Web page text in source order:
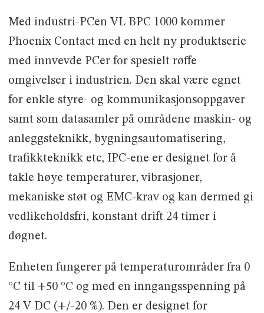
Med industri-PCen VL BPC 1000 kommer
Phoenix Contact med en helt ny produktserie
med innvevde PCer for spesielt røffe
omgivelser i industrien. Den skal være egnet
for enkle styre- og kommunikasjonsoppgaver
samt som datasamler på områdene maskin- og
anleggsteknikk, bygningsautomatisering,
trafikkteknikk etc, IPC-ene er designet for å
takle høye temperaturer, vibrasjoner,
mekaniske støt og EMC-krav og kan dermed gi
vedlikeholdsfri, konstant drift 24 timer i
døgnet.
Enheten fungerer på temperaturområder fra 0
°C til +50 °C og med en inngangsspenning på
24 V DC (+/-20 %). Den er designet for